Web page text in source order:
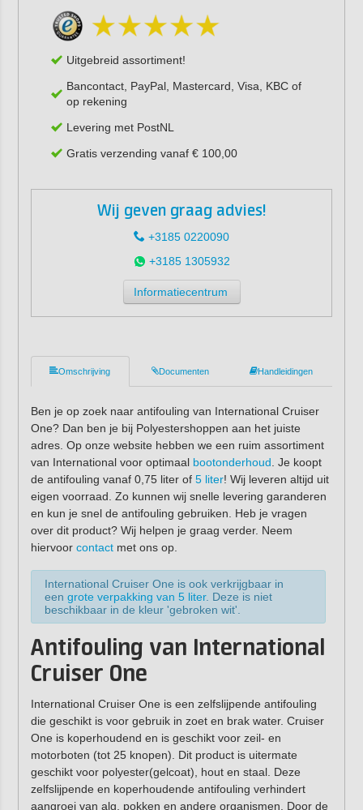
Uitgebreid assortiment!
Bancontact, PayPal, Mastercard, Visa, KBC of
op rekening
Levering met PostNL
Gratis verzending vanaf € 100,00
Wij geven graag advies!
+3185 0220090
+3185 1305932
Informatiecentrum
Omschrijving Documenten Handleidingen
Ben je op zoek naar antifouling van International Cruiser
One? Dan ben je bij Polyestershoppen aan het juiste
adres. Op onze website hebben we een ruim assortiment
van International voor optimaal bootonderhoud . Je koopt
de antifouling vanaf 0,75 liter of 5 liter! Wij leveren altijd uit
eigen voorraad. Zo kunnen wij snelle levering garanderen
en kun je snel de antifouling gebruiken. Heb je vragen
over dit product? Wij helpen je graag verder. Neem
hiervoor contactmet ons op.
International Cruiser One is ook verkrijgbaar in
een grote verpakking van 5 liter. Deze is niet
beschikbaar in de kleur 'gebroken wit'.
Antifouling van International
Cruiser One
International Cruiser One is een zelfslijpende antifouling
die geschikt is voor gebruik in zoet en brak water. Cruiser
One is koperhoudend en is geschikt voor zeil- en
motorboten (tot 25 knopen). Dit product is uitermate
geschikt voor polyester(gelcoat), hout en staal. Deze
zelfslijpende en koperhoudende antifouling verhindert
aangroei van alg, pokken en andere organismen. Door de